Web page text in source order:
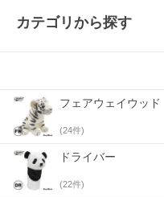
カテゴリから探す
フェアウェイウッド
(24件)
ドライバー
(22件)